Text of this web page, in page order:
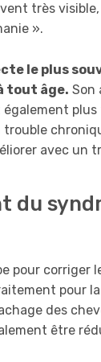
très
».
le plus
tout âge. Son
trouble
avec un
du
pour corriger
pour
des
être